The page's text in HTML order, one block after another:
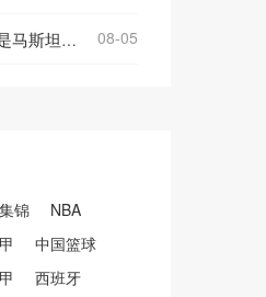
者中处于领先 08-05
锦
NBA
中国篮球
西班牙